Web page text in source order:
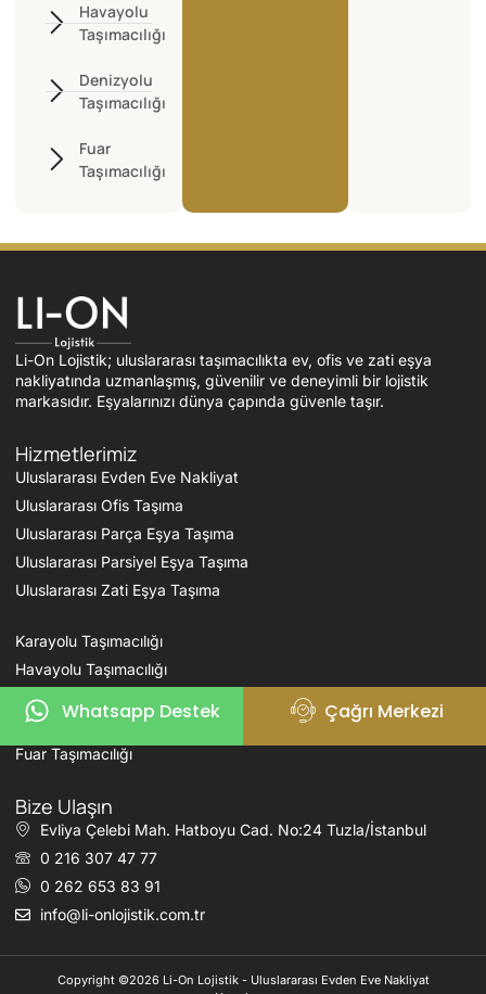
Havayolu
Taşımacılığı
Denizyolu
Taşımacılığı
Fuar
Taşımacılığı
Li-On Lojistik; uluslararası taşımacılıkta ev, ofis ve zati eşya
nakliyatında uzmanlaşmış, güvenilir ve deneyimli bir lojistik
markasıdır. Eşyalarınızı dünya çapında güvenle taşır.
Hizmetlerimiz
Uluslararası Evden Eve Nakliyat
Uluslararası Ofis Taşıma
Uluslararası Parça Eşya Taşıma
Uluslararası Parsiyel Eşya Taşıma
Uluslararası Zati Eşya Taşıma
Karayolu Taşımacılığı
Havayolu Taşımacılığı
Denizyolu Taşımacılığı
Demiryolu Taşımacılığı
Fuar Taşımacılığı
Bize Ulaşın
Evliya Çelebi Mah. Hatboyu Cad. No:24 Tuzla/İstanbul
0 216 307 47 77
0 262 653 83 91
info@li-onlojistik.com.tr
Copyright ©2026 Li-On Lojistik - Uluslararası Evden Eve Nakliyat
Whatsapp Destek Çağrı Merkezi